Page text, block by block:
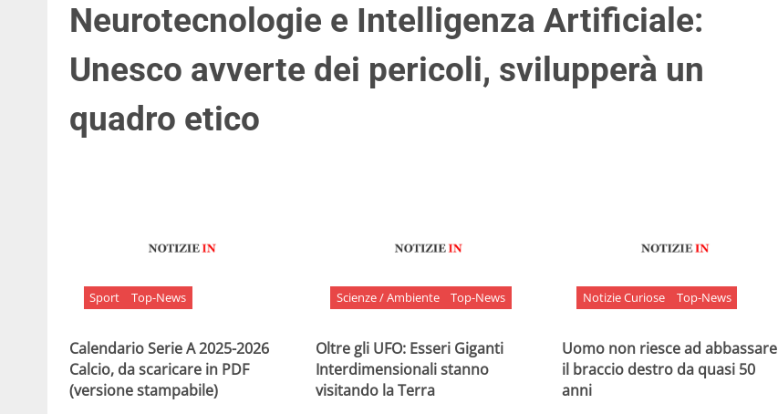
Neurotecnologie e Intelligenza Artificiale:
Unesco avverte dei pericoli, svilupperà un
quadro etico
Sport Top-News
Calendario Serie A 2025-2026
Calcio, da scaricare in PDF
(versione stampabile)
Scienze / Ambiente Top-News
Oltre gli UFO: Esseri Giganti
Interdimensionali stanno
visitando la Terra
Notizie Curiose Top-News
Uomo non riesce ad abbassare
il braccio destro da quasi 50
anni